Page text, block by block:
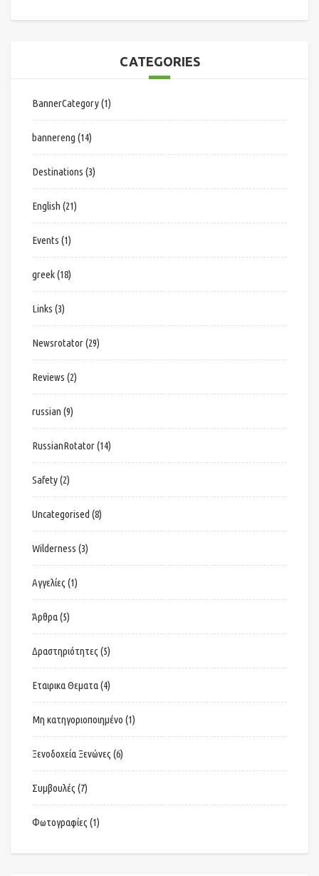
CATEGORIES
BannerCategory(1)
bannereng (14)
Destinations (3)
English (21)
Events (1)
greek(18)
Links (3)
Newsrotator(29)
Reviews (2)
russian (9)
RussianRotator(14)
Safety(2)
Uncategorised (8)
Wilderness (3)
Αγγελίες (1)
Άρθρα(5)
Δραστηριότητες (5)
Εταιρικα Θεματα(4)
Μη κατηγοριοποιημένο (1)
Ξενοδοχεία Ξενώνες (6)
Συμβουλές (7)
Φωτογραφίες (1)